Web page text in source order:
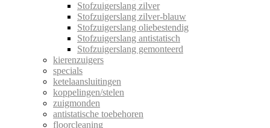
Stofzuigerslang zilver
Stofzuigerslang zilver-blauw
Stofzuigerslang oliebestendig
Stofzuigerslang antistatisch
Stofzuigerslang gemonteerd
kierenzuigers
specials
ketelaansluitingen
koppelingen/stelen
zuigmonden
antistatische toebehoren
floorcleaning